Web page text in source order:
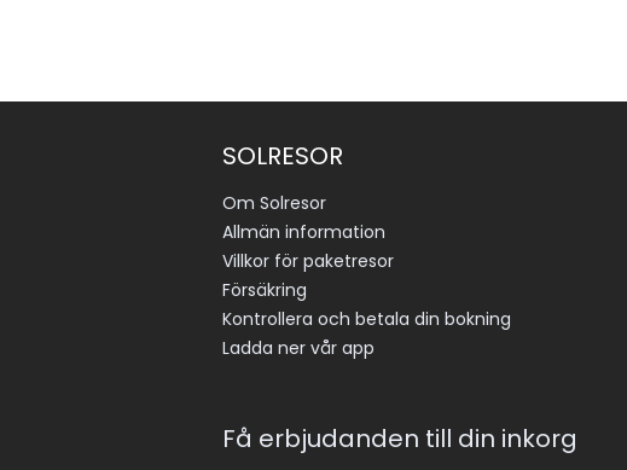
SOLRESOR
Om Solresor
Allmän information
Villkor för paketresor
Försäkring
Kontrollera och betala din bokning
Ladda ner vår app
Få erbjudanden till din inkorg